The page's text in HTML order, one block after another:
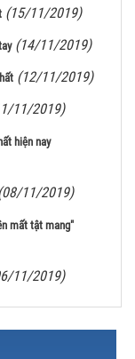
(15/11/2019)
(14/11/2019)
(12/11/2019)
11/2019)
hiện nay
11/2019)
mất tật mang"
11/2019)